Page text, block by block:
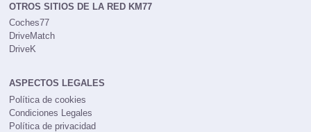
OTROS SITIOS DE LA RED KM77
Coches77
DriveMatch
DriveK
ASPECTOS LEGALES
Política de cookies
Condiciones Legales
Política de privacidad